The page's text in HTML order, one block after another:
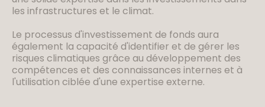
les infrastructures et le climat.
Le processus d'investissement de fonds aura
également la capacité d'identifier et de gérer les
risques climatiques grâce au développement des
compétences et des connaissances internes et à
l'utilisation ciblée d'une expertise externe.